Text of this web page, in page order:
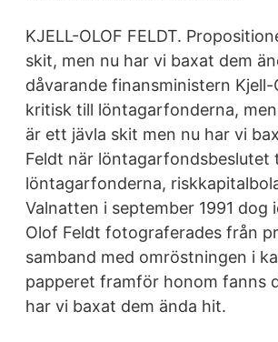
KJELL-OLOF FELDT.
skit, men nu har vi baxat dem
dåvarande finansministern
kritisk till löntagarfonderna,
är ett jävla skit men nu har vi
Feldt när löntagarfondsbeslutet
löntagarfonderna,
Valnatten i september 1991
Olof Feldt fotograferades från
samband med omröstningen i
papperet framför honom fanns
har vi baxat dem ända hit.